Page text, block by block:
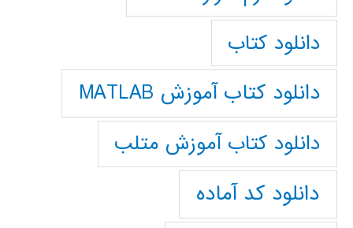
دانلود کتاب
دانلود کتاب آموزش MATLAB
دانلود کتاب آموزش متلب
دانلود کد آماده